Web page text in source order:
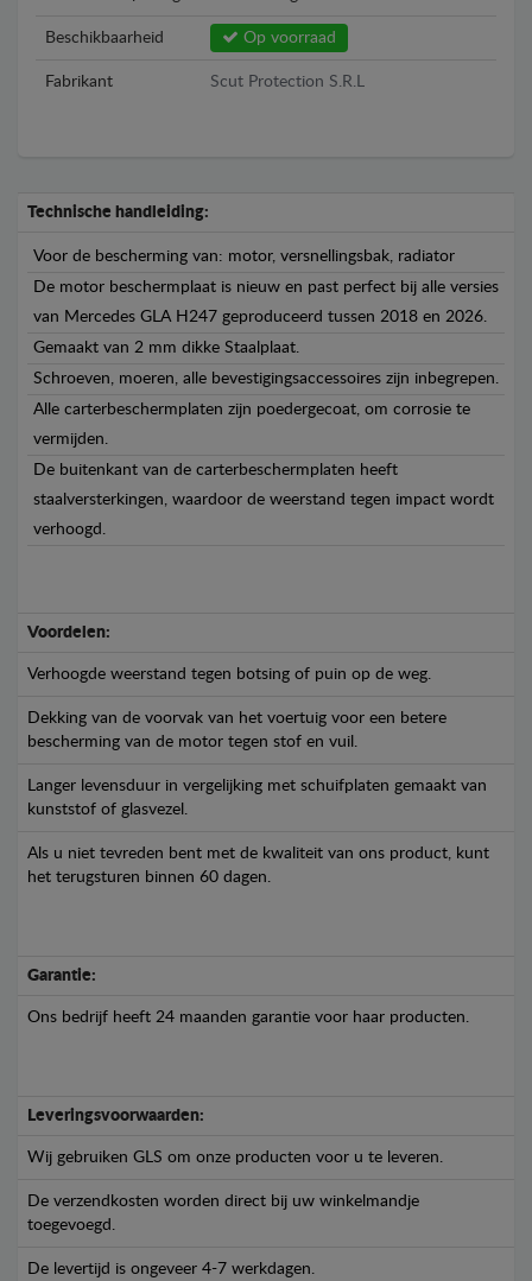
Beschikbaarheid Op voorraad
Fabrikant Scut Protection S.R.L
Technische handleiding:
Voor de bescherming van: motor, versnellingsbak, radiator
De motor beschermplaat is nieuw en past perfect bij alle versies
van Mercedes GLA H247 geproduceerd tussen 2018 en 2026.
Gemaakt van 2 mm dikke Staalplaat.
Schroeven, moeren, alle bevestigingsaccessoires zijn inbegrepen.
Alle carterbeschermplaten zijn poedergecoat, om corrosie te
vermijden.
De buitenkant van de carterbeschermplaten heeft
staalversterkingen, waardoor de weerstand tegen impact wordt
verhoogd.
Voordelen:
Verhoogde weerstand tegen botsing of puin op de weg.
Dekking van de voorvak van het voertuig voor een betere
bescherming van de motor tegen stof en vuil.
Langer levensduur in vergelijking met schuifplaten gemaakt van
kunststof of glasvezel.
Als u niet tevreden bent met de kwaliteit van ons product, kunt
het terugsturen binnen 60 dagen.
Garantie:
Ons bedrijf heeft 24 maanden garantie voor haar producten.
Leveringsvoorwaarden:
Wij gebruiken GLS om onze producten voor u te leveren.
De verzendkosten worden direct bij uw winkelmandje
toegevoegd.
De levertijd is ongeveer 4-7 werkdagen.